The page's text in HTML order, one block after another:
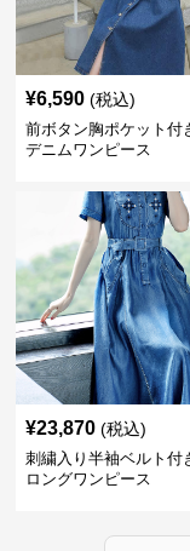
¥6,590 (税込)
前ボタン胸ポケット付
デニムワンピース
¥23,870 (税込)
刺繍入り半袖ベルト付
ロングワンピース